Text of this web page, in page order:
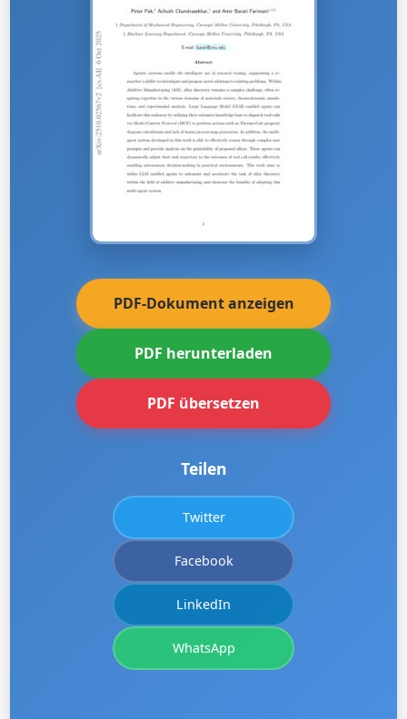
PDF-Dokument anzeigen
PDF herunterladen
PDF übersetzen
Teilen
Twitter
Facebook
LinkedIn
WhatsApp